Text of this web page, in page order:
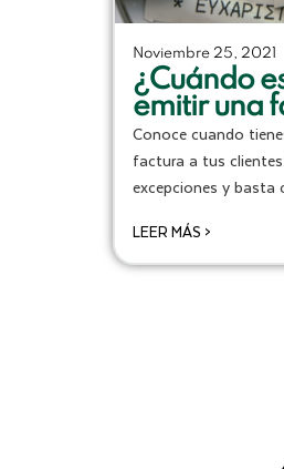
Noviembre 25, 2021
¿Cuándo
emitir una
Conoce cuando
factura a tus
excepciones y basta
LEER MÁS >